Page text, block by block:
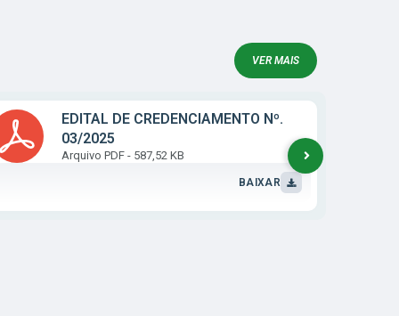
VER MAIS
EDITAL DE CREDENCIAMENTO Nº.
03/2025
PDF 587,52 KB
BAIXAR